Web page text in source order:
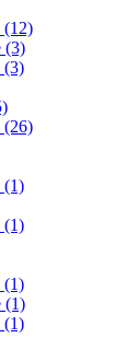
(12)
(3)
(3)
(26)
(1)
(1)
(1)
(1)
(1)